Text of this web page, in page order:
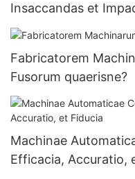
Insaccandas et
Fabricatorem
Fusorum quaerisne?
Machinae
Efficacia, Accuratio,